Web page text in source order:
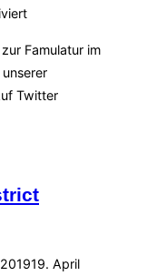
Famulatur im
Twitter
19. April